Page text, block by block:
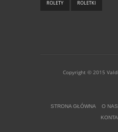
ROLETY ROLETKI
Copyright © 2015
STRONA GŁÓWNA O NAS